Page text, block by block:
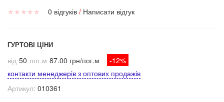
★ ★ ★ ★ ★ 0 відгуків / Написати відгук
ГУРТОВІ ЦІНИ
від 50 пог.м 87.00 грн/пог.м
-12%
контакти менеджерів з оптових продажів
Артикул: 010361